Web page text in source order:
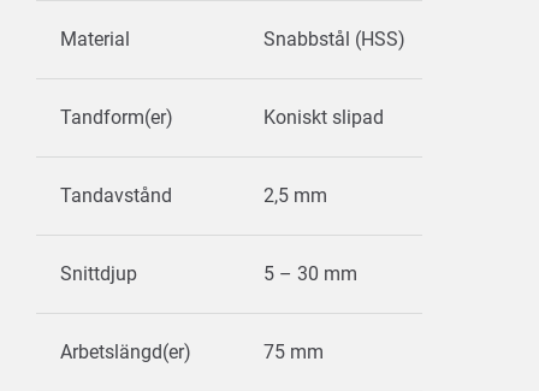
Material Snabbstål (HSS)
Tandform(er) Koniskt slipad
Tandavstånd 2,5 mm
Snittdjup 5 – 30 mm
Arbetslängd(er) 75 mm